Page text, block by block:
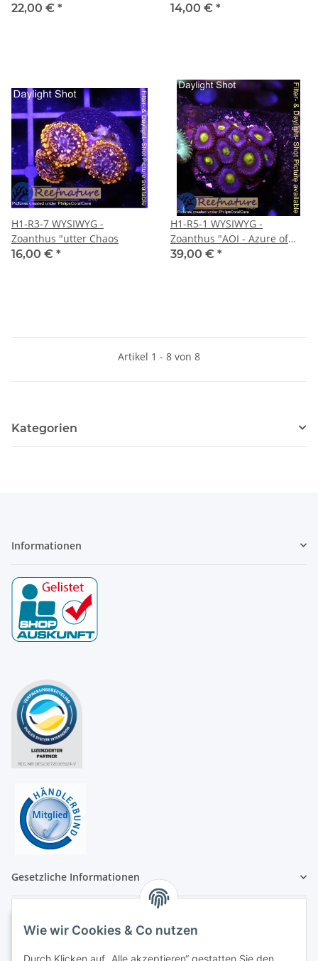
22,00 € *
14,00 € *
H1-R3-7 WYSIWYG -
Zoanthus "utter Chaos
16,00 € *
H1-R5-1 WYSIWYG -
Zoanthus "AOI - Azure of
Infinity" min.10 Polypen
39,00 € *
Artikel 1 - 8 von 8
Kategorien
Informationen
Gesetzliche Informationen
Wie wir Cookies & Co nutzen